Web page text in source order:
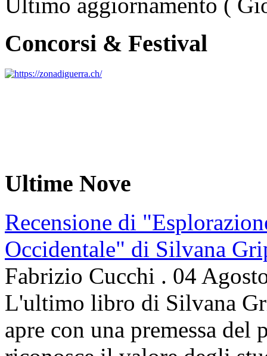
Concorsi & Festival
Ultime Nove
Recensione di
Occidentale" di Silvana
Fabrizio Cucchi . 04
L'ultimo libro di Silvana
apre con una premessa